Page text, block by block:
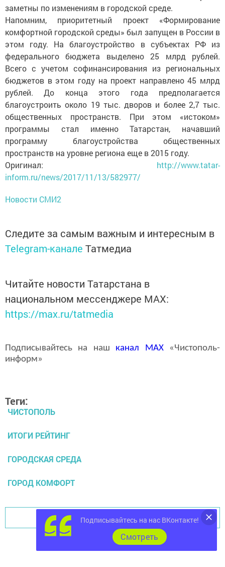
заметны по изменениям в городской среде.
Напомним, приоритетный проект «Формирование
комфортной городской среды» был запущен в России в
этом году. На благоустройство в субъектах РФ из
федерального бюджета выделено 25 млрд рублей.
Всего с учетом софинансирования из региональных
бюджетов в этом году на проект направлено 45 млрд
рублей. До конца этого года предполагается
благоустроить около 19 тыс. дворов и более 2,7 тыс.
общественных пространств. При этом «истоком»
программы стал именно Татарстан, начавший
программу благоустройства общественных
пространств на уровне региона еще в 2015 году.
Оригинал: http://www.tatar-
inform.ru/news/2017/11/13/582977/
Новости СМИ2
Следите за самым важным и интересным в
Telegram-канале Татмедиа
Читайте новости Татарстана в
национальном мессенджере MАХ:
https://max.ru/tatmedia
Подписывайтесь на наш канал MAX«Чистополь-
информ»
Теги:
ЧИСТОПОЛЬ
ИТОГИ РЕЙТИНГ
ГОРОДСКАЯ СРЕДА
ГОРОД КОМФОРТ
Перейти на страницу новости
Подписывайтесь на нас ВКонтакте!
Cмотреть